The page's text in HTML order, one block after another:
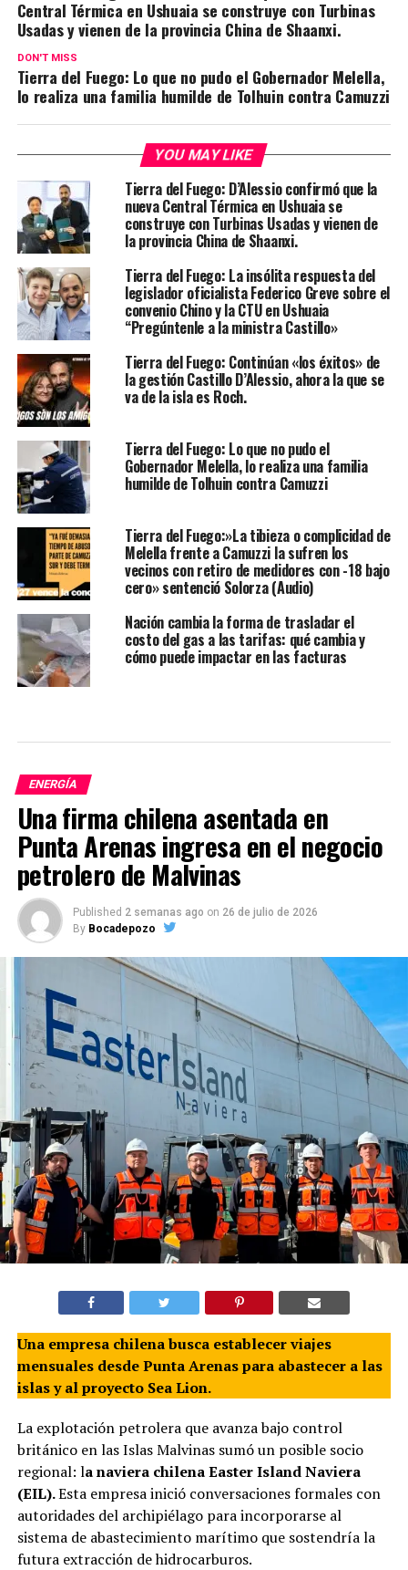
Central Térmica en Ushuaia se construye con Turbinas
Usadas y vienen de la provincia China de Shaanxi.
DON'T MISS
Tierra del Fuego: Lo que no pudo el Gobernador Melella,
lo realiza una familia humilde de Tolhuin contra Camuzzi
YOU MAY LIKE
Tierra del Fuego: D’Alessio confirmó que la
nueva Central Térmica en Ushuaia se
construye con Turbinas Usadas y vienen de
la provincia China de Shaanxi.
Tierra del Fuego: La insólita respuesta del
legislador oficialista Federico Greve sobre el
convenio Chino y la CTU en Ushuaia
“Pregúntenle a la ministra Castillo»
Tierra del Fuego: Continúan «los éxitos» de
la gestión Castillo D’Alessio, ahora la que se
va de la isla es Roch.
Tierra del Fuego: Lo que no pudo el
Gobernador Melella, lo realiza una familia
humilde de Tolhuin contra Camuzzi
Tierra del Fuego:»La tibieza o complicidad de
Melella frente a Camuzzi la sufren los
vecinos con retiro de medidores con -18 bajo
cero» sentenció Solorza (Audio)
Nación cambia la forma de trasladar el
costo del gas a las tarifas: qué cambia y
cómo puede impactar en las facturas
ENERGÍA
Una firma chilena asentada en
Punta Arenas ingresa en el negocio
petrolero de Malvinas
Published 2 semanas ago on 26 de julio de 2026
By Bocadepozo
Una empresa chilena busca establecer viajes
mensuales desde Punta Arenas para abastecer a las
islas y al proyecto Sea Lion.
La explotación petrolera que avanza bajo control
británico en las Islas Malvinas sumó un posible socio
regional: la naviera chilena Easter Island Naviera
(EIL).Esta empresa inició conversaciones formales con
autoridades del archipiélago para incorporarse al
sistema de abastecimiento marítimo que sostendría la
futura extracción de hidrocarburos.